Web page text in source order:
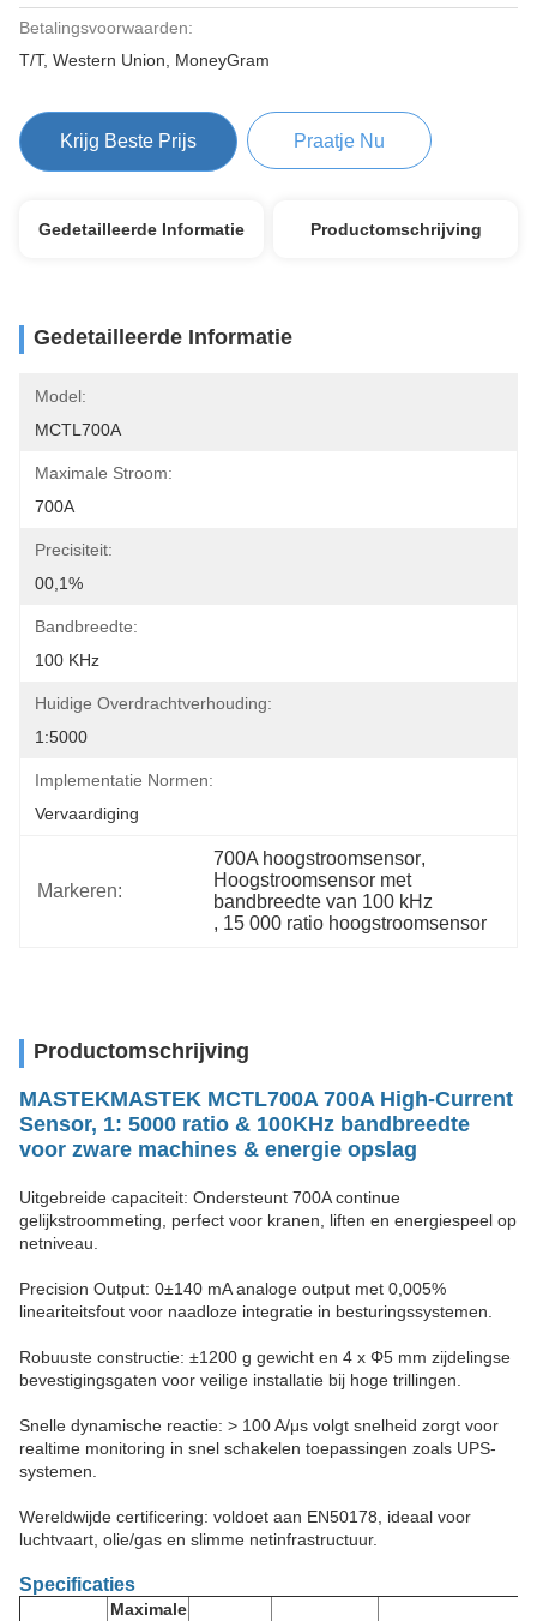
Betalingsvoorwaarden:
T/T, Western Union, MoneyGram
Krijg Beste Prijs Praatje Nu
Gedetailleerde Informatie Productomschrijving
Gedetailleerde Informatie
Model:
MCTL700A
Maximale Stroom:
700A
Precisiteit:
00,1%
Bandbreedte:
100 KHz
Huidige Overdrachtverhouding:
1:5000
Implementatie Normen:
Vervaardiging
Markeren:
700A hoogstroomsensor,
Hoogstroomsensor met
bandbreedte van 100 kHz
, 15 000 ratio hoogstroomsensor
Productomschrijving
MASTEKMASTEK MCTL700A 700A High-Current
Sensor, 1: 5000 ratio & 100KHz bandbreedte
voor zware machines & energie opslag
Uitgebreide capaciteit: Ondersteunt 700A continue
gelijkstroommeting, perfect voor kranen, liften en energiespeel op
netniveau.
Precision Output: 0±140 mA analoge output met 0,005%
lineariteitsfout voor naadloze integratie in besturingssystemen.
Robuuste constructie: ±1200 g gewicht en 4 x Φ5 mm zijdelingse
bevestigingsgaten voor veilige installatie bij hoge trillingen.
Snelle dynamische reactie: > 100 A/μs volgt snelheid zorgt voor
realtime monitoring in snel schakelen toepassingen zoals UPS-
systemen.
Wereldwijde certificering: voldoet aan EN50178, ideaal voor
luchtvaart, olie/gas en slimme netinfrastructuur.
Specificaties
Maximale